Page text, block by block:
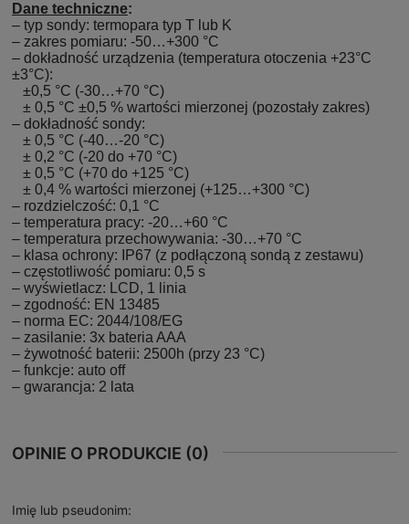
Dane techniczne:
– typ sondy: termopara typ T lub K
– zakres pomiaru: -50…+300 °C
– dokładność urządzenia (temperatura otoczenia +23°C
±3°C):
±0,5 °C (-30…+70 °C)
± 0,5 °C ±0,5 % wartości mierzonej (pozostały zakres)
– dokładność sondy:
± 0,5 °C (-40…-20 °C)
± 0,2 °C (-20 do +70 °C)
± 0,5 °C (+70 do +125 °C)
± 0,4 % wartości mierzonej (+125…+300 °C)
– rozdzielczość: 0,1 °C
– temperatura pracy: -20…+60 °C
– temperatura przechowywania: -30…+70 °C
– klasa ochrony: IP67 (z podłączoną sondą z zestawu)
– częstotliwość pomiaru: 0,5 s
– wyświetlacz: LCD, 1 linia
– zgodność: EN 13485
– norma EC: 2044/108/EG
– zasilanie: 3x bateria AAA
– żywotność baterii: 2500h (przy 23 °C)
– funkcje: auto off
– gwarancja: 2 lata
OPINIE O PRODUKCIE (0)
Imię lub pseudonim: